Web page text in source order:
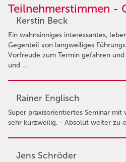
Teilnehmerstimmen -
Kerstin Beck
Ein wahnsinniges interessantes,
Gegenteil von langweiliges
Vorfreude zum Termin gefahren
und …
Rainer Englisch
Super praxisorientiertes Seminar mit
sehr kurzweilig. - Absolut weiter zu
Jens Schröder